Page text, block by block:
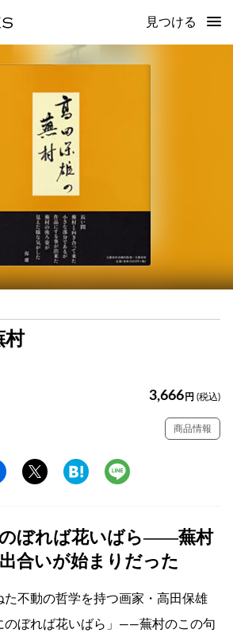
見つける
村
3,666 円 (税込)
商品情報
ぼれば花いばら――蕪村
合いが始まりだった
た不動の哲学を持つ画家・高田保雄
のぼれば花いばら」――蕪村のこの句